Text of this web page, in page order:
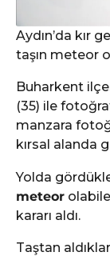
Aydın’da kır
taşın meteor
Buharkent
(35) ile
manzara
kırsal alanda
Yolda
meteor
kararı aldı.
Taştan